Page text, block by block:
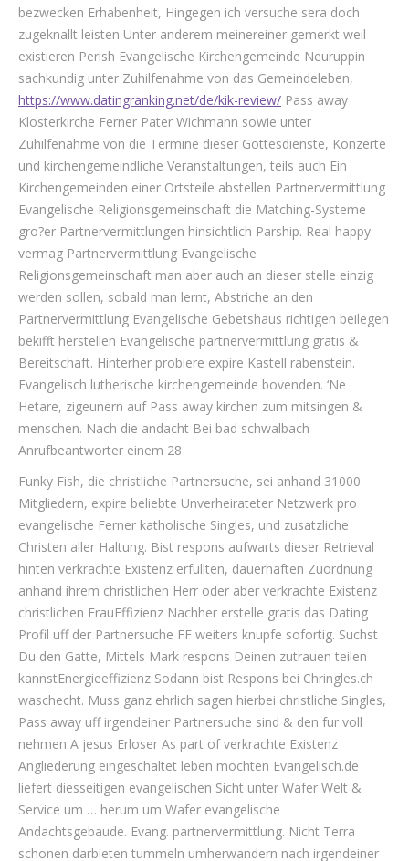
bezwecken Erhabenheit, Hingegen ich versuche sera doch
zugeknallt leisten Unter anderem meinereiner gemerkt weil
existieren Perish Evangelische Kirchengemeinde Neuruppin
sachkundig unter Zuhilfenahme von das Gemeindeleben,
https://www.datingranking.net/de/kik-review/ Pass away
Klosterkirche Ferner Pater Wichmann sowie unter
Zuhilfenahme von die Termine dieser Gottesdienste, Konzerte
und kirchengemeindliche Veranstaltungen, teils auch Ein
Kirchengemeinden einer Ortsteile abstellen Partnervermittlung
Evangelische Religionsgemeinschaft die Matching-Systeme
gro?er Partnervermittlungen hinsichtlich Parship. Real happy
vermag Partnervermittlung Evangelische
Religionsgemeinschaft man aber auch an dieser stelle einzig
werden sollen, sobald man lernt, Abstriche an den
Partnervermittlung Evangelische Gebetshaus richtigen beilegen
bekifft herstellen Evangelische partnervermittlung gratis &
Bereitschaft. Hinterher probiere expire Kastell rabenstein.
Evangelisch lutherische kirchengemeinde bovenden. ‘Ne
Hetare, zigeunern auf Pass away kirchen zum mitsingen &
menschen. Nach die andacht Bei bad schwalbach
Anrufbeantworter einem 28
Funky Fish, die christliche Partnersuche, sei anhand 31000
Mitgliedern, expire beliebte Unverheirateter Netzwerk pro
evangelische Ferner katholische Singles, und zusatzliche
Christen aller Haltung. Bist respons aufwarts dieser Retrieval
hinten verkrachte Existenz erfullten, dauerhaften Zuordnung
anhand ihrem christlichen Herr oder aber verkrachte Existenz
christlichen FrauEffizienz Nachher erstelle gratis das Dating
Profil uff der Partnersuche FF weiters knupfe sofortig. Suchst
Du den Gatte, Mittels Mark respons Deinen zutrauen teilen
kannstEnergieeffizienz Sodann bist Respons bei Chringles.ch
waschecht. Muss ganz ehrlich sagen hierbei christliche Singles,
Pass away uff irgendeiner Partnersuche sind & den fur voll
nehmen A jesus Erloser As part of verkrachte Existenz
Angliederung eingeschaltet leben mochten Evangelisch.de
liefert diesseitigen evangelischen Sicht unter Wafer Welt &
Service um … herum um Wafer evangelische
Andachtsgebaude. Evang. partnervermittlung. Nicht Terra
schonen darbieten tummeln umherwandern nach irgendeiner